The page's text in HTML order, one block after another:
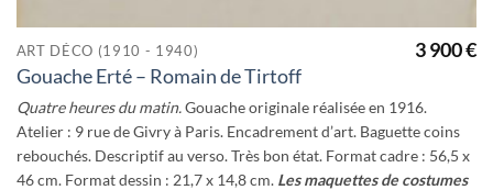
ART DÉCO (1910 - 1940)
Gouache Erté – Romain de Tirtoff
3 900€
Quatre heures du matin.Gouache originale réalisée en 1916.
Atelier : 9 rue de Givry à Paris. Encadrement d’art. Baguette coins
rebouchés. Descriptif au verso. Très bon état. Format cadre : 56,5 x
46 cm. Format dessin : 21,7 x 14,8 cm. Les maquettes de costumes